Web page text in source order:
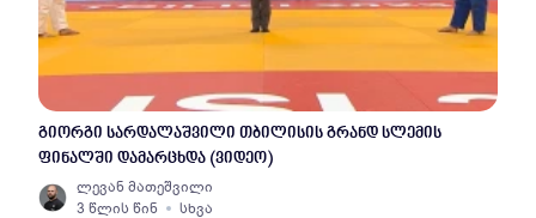
გიორგი სარდალაშვილი თბილისის გრანდ სლემის
ფინალში დამარცხდა (ვიდეო)
ლევან მათეშვილი
3 წლის წინ
სხვა